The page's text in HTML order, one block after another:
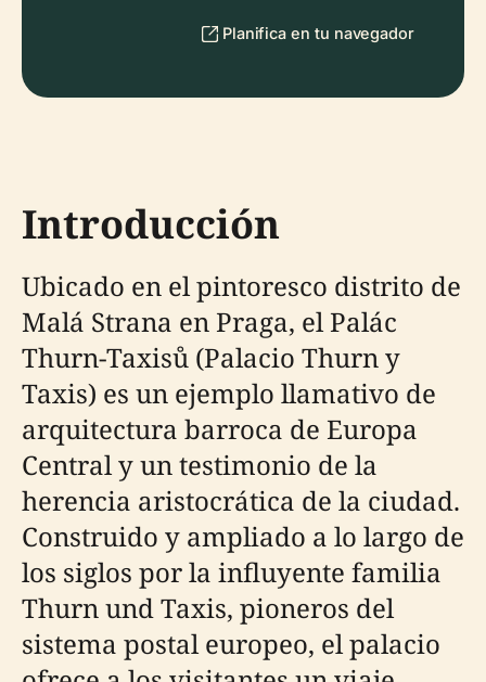
Planifica en tu navegador
Introducción
Ubicado en el pintoresco distrito de
Malá Strana en Praga, el Palác
Thurn-Taxisů (Palacio Thurn y
Taxis) es un ejemplo llamativo de
arquitectura barroca de Europa
Central y un testimonio de la
herencia aristocrática de la ciudad.
Construido y ampliado a lo largo de
los siglos por la influyente familia
Thurn und Taxis, pioneros del
sistema postal europeo, el palacio